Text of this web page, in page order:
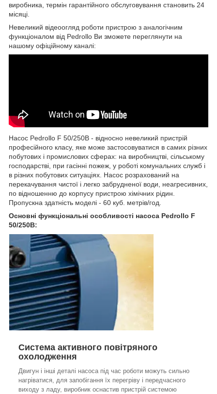
виробника, термін гарантійного обслуговування становить 24
місяці.
Невеликий відеоогляд роботи пристрою з аналогічним
функціоналом від Pedrollo Ви зможете переглянути на
нашому офіційному каналі:
Насос Pedrollo F 50/250B - відносно невеликий пристрій
професійного класу, яке може застосовуватися в самих різних
побутових і промислових сферах: на виробництві, сільському
господарстві, при гасінні пожеж, у роботі комунальних служб і
в різних побутових ситуаціях. Насос розрахований на
перекачування чистої і легко забрудненої води, неагресивних,
по відношенню до корпусу пристрою хімічних рідин.
Пропускна здатність моделі - 60 куб. метрів/год.
Основні функціональні особливості насоса Pedrollo F
50/250B:
Система активного повітряного
охолодження
Двигун і інші деталі насоса під час роботи можуть сильно
нагріватися, для запобігання їх перегріву і передчасного
виходу з ладу, виробник оснастив пристрій системою